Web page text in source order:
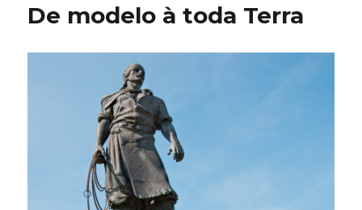
em
confira
De modelo à toda Terra